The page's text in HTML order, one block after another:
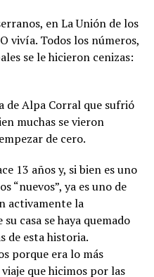
en La Unión de los
vivía. Todos los números,
se le hicieron cenizas:
de Alpa Corral que sufrió
muchas se vieron
de cero.
13 años y, si bien es uno
“nuevos”, ya es uno de
activamente la
casa se haya quemado
de esta historia.
porque era lo más
que hicimos por las